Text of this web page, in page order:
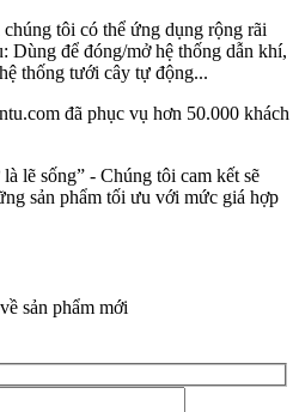
chúng tôi có thể ứng dụng rộng rãi
Dùng để đóng/mở hệ thống dẫn khí,
thống tưới cây tự động...
đã phục vụ hơn 50.000 khách
lẽ sống” - Chúng tôi cam kết sẽ
sản phẩm tối ưu với mức giá hợp
sản phẩm mới